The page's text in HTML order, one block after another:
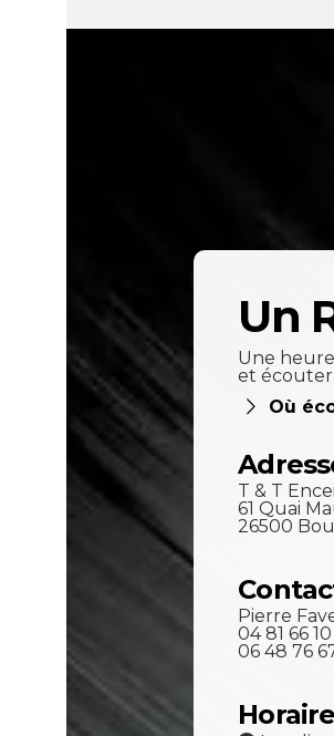
Un
Une
et écouter
Où
T & T
61 Quai
26500
Pierre
04 81 66
06 48 76